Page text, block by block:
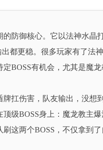
防御核心。它以法神水晶
都更稳。很多玩家有了法
BOSS有机会，尤其是魔
扛伤害，队友输出，没想
级BOSS身上：魔龙教主
这两个BOSS，不仅拿到